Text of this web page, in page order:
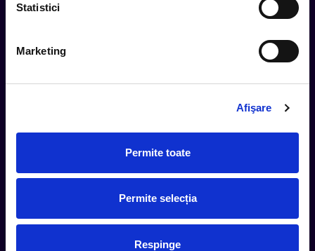
Statistici
Marketing
Afişare
Permite toate
Permite selecția
Respinge
Tot ce te intereseaza, direct in
inbox.